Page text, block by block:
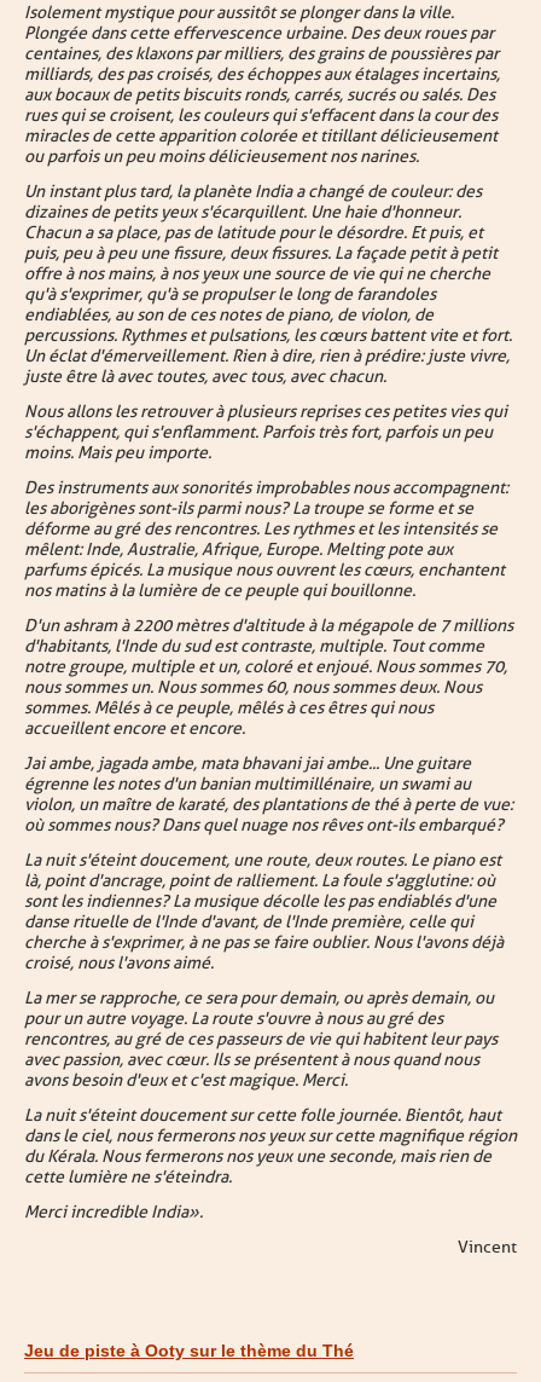
Isolement mystique pour aussitôt se plonger dans la ville.
Plongée dans cette effervescence urbaine. Des deux roues par
centaines, des klaxons par milliers, des grains de poussières par
milliards, des pas croisés, des échoppes aux étalages incertains,
aux bocaux de petits biscuits ronds, carrés, sucrés ou salés. Des
rues qui se croisent, les couleurs qui s'effacent dans la cour des
miracles de cette apparition colorée et titillant délicieusement
ou parfois un peu moins délicieusement nos narines.
Un instant plus tard, la planète India a changé de couleur : des
dizaines de petits yeux s'écarquillent. Une haie d'honneur.
Chacun a sa place, pas de latitude pour le désordre. Et puis, et
puis, peu à peu une fissure, deux fissures. La façade petit à petit
offre à nos mains, à nos yeux une source de vie qui ne cherche
qu'à s'exprimer, qu'à se propulser le long de farandoles
endiablées, au son de ces notes de piano, de violon, de
percussions. Rythmes et pulsations, les cœurs battent vite et fort.
Un éclat d'émerveillement. Rien à dire, rien à prédire : juste vivre,
juste être là avec toutes, avec tous, avec chacun.
Nous allons les retrouver à plusieurs reprises ces petites vies qui
s'échappent, qui s'enflamment. Parfois très fort, parfois un peu
moins. Mais peu importe.
Des instruments aux sonorités improbables nous accompagnent :
les aborigènes sont-ils parmi nous ? La troupe se forme et se
déforme au gré des rencontres. Les rythmes et les intensités se
mêlent : Inde, Australie, Afrique, Europe. Melting pote aux
parfums épicés. La musique nous ouvrent les cœurs, enchantent
nos matins à la lumière de ce peuple qui bouillonne.
D'un ashram à 2200 mètres d'altitude à la mégapole de 7 millions
d'habitants, l'Inde du sud est contraste, multiple. Tout comme
notre groupe, multiple et un, coloré et enjoué. Nous sommes 70,
nous sommes un. Nous sommes 60, nous sommes deux. Nous
sommes. Mêlés à ce peuple, mêlés à ces êtres qui nous
accueillent encore et encore.
Jai ambe, jagada ambe, mata bhavani jai ambe... Une guitare
égrenne les notes d'un banian multimillénaire, un swami au
violon, un maître de karaté, des plantations de thé à perte de vue :
où sommes nous ? Dans quel nuage nos rêves ont-ils embarqué ?
La nuit s'éteint doucement, une route, deux routes. Le piano est
là, point d'ancrage, point de ralliement. La foule s'agglutine : où
sont les indiennes ? La musique décolle les pas endiablés d'une
danse rituelle de l'Inde d'avant, de l'Inde première, celle qui
cherche à s'exprimer, à ne pas se faire oublier. Nous l'avons déjà
croisé, nous l'avons aimé.
La mer se rapproche, ce sera pour demain, ou après demain, ou
pour un autre voyage. La route s'ouvre à nous au gré des
rencontres, au gré de ces passeurs de vie qui habitent leur pays
avec passion, avec cœur. Ils se présentent à nous quand nous
avons besoin d'eux et c'est magique. Merci.
La nuit s'éteint doucement sur cette folle journée. Bientôt, haut
dans le ciel, nous fermerons nos yeux sur cette magnifique région
du Kérala. Nous fermerons nos yeux une seconde, mais rien de
cette lumière ne s'éteindra.
Merci incredible India ».
Vincent
Jeu de piste à Ooty sur le thème du Thé